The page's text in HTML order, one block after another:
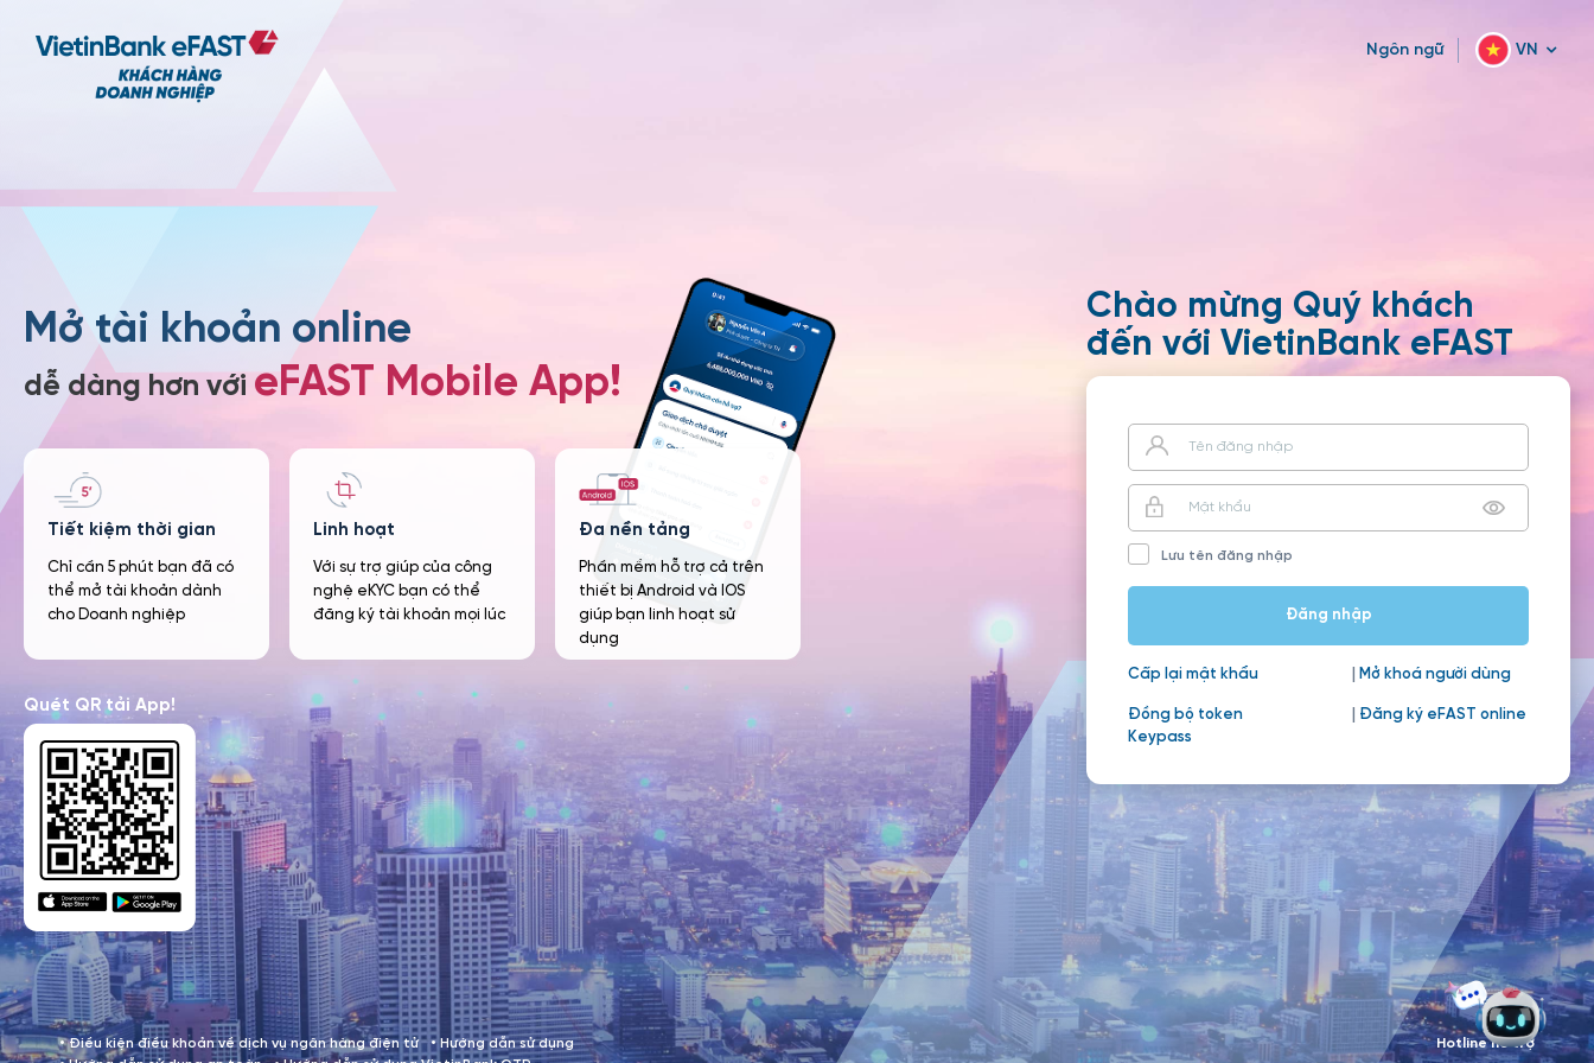
Ngôn ngữ VN
Mở tài khoản online
dễ dàng hơn với eFAST Mobile App!
Tiết kiệm thời gian
Chỉ cần 5 phút bạn đã có
thể mở tài khoản dành
cho Doanh nghiệp
Linh hoạt
Với sự trợ giúp của công
nghệ eKYC bạn có thể
đăng ký tài khoản mọi lúc
Đa nền tảng
Phần mềm hỗ trợ cả trên
thiết bị Android và IOS
giúp bạn linh hoạt sử
dụng
Quét QR tải App!
Chào mừng Quý khách
đến với VietinBank eFAST
Lưu tên đăng nhập
Đăng nhập
Cấp lại mật khẩu Mở khoá người dùng
Đồng bộ token
Keypass
Đăng ký eFAST online
Điều kiện điều khoản về dịch vụ ngân hàng điện tử
Hướng dẫn sử dụng
Hotline hỗ trợ